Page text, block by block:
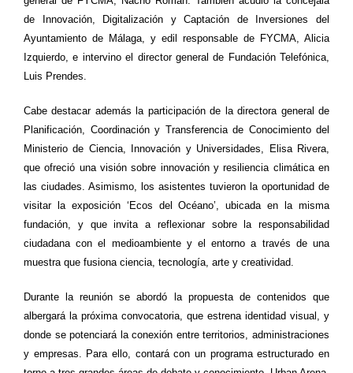
de Innovación, Digitalización y Captación de Inversiones del
Ayuntamiento de Málaga, y edil responsable de FYCMA, Alicia
Izquierdo, e intervino el director general de Fundación Telefónica,
Luis Prendes.
Cabe destacar además la participación de la directora general de
Planificación, Coordinación y Transferencia de Conocimiento del
Ministerio de Ciencia, Innovación y Universidades, Elisa Rivera,
que ofreció una visión sobre innovación y resiliencia climática en
las ciudades. Asimismo, los asistentes tuvieron la oportunidad de
visitar la exposición ‘Ecos del Océano’, ubicada en la misma
fundación, y que invita a reflexionar sobre la responsabilidad
ciudadana con el medioambiente y el entorno a través de una
muestra que fusiona ciencia, tecnología, arte y creatividad.
Durante la reunión se abordó la propuesta de contenidos que
albergará la próxima convocatoria, que estrena identidad visual, y
donde se potenciará la conexión entre territorios, administraciones
y empresas. Para ello, contará con un programa estructurado en